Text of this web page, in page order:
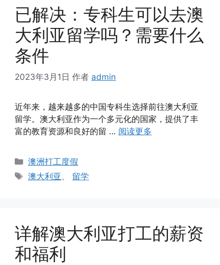
已解决：专科生可以去澳
大利亚留学吗？需要什么
条件
2023年3月1日 作者 admin
近年来，越来越多的中国专科生选择前往澳大利亚
留学。澳大利亚作为一个多元化的国家，提供了丰
富的教育资源和良好的留 … 阅读更多
分
类
澳洲打工度假
标
澳大利亚 、 留学
详解澳大利亚打工的薪资
和福利